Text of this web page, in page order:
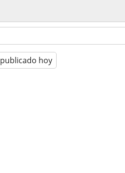
publicado hoy